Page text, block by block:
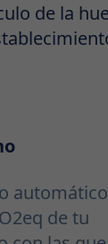
de la
de tu